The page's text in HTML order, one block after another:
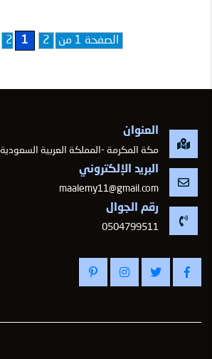
الصفحة 1 من 2 1 2
العنوان
مكة المكرمة -المملكة العربية السعودية
البريد الإلكتروني
maalemy11@gmail.com
رقم الجوال
0504799511
-